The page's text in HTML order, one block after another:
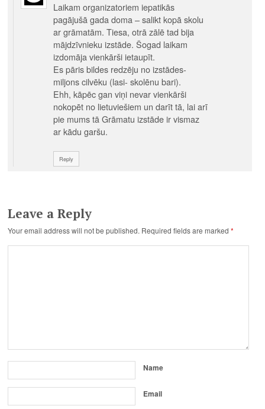
Laikam organizatoriem iepatikās
pagājušā gada doma – salikt kopā skolu
ar grāmatām. Tiesa, otrā zālē tad bija
mājdzīvnieku izstāde. Šogad laikam
izdomāja vienkārši ietaupīt.
Es pāris bildes redzēju no izstādes-
miljons cilvēku (lasi- skolēnu bari).
Ehh, kāpēc gan viņi nevar vienkārši
nokopēt no lietuviešiem un darīt tā, lai arī
pie mums tā Grāmatu izstāde ir vismaz
ar kādu garšu.
Reply
Leave a Reply
Your email address will not be published. Required fields are marked*
Name
Email